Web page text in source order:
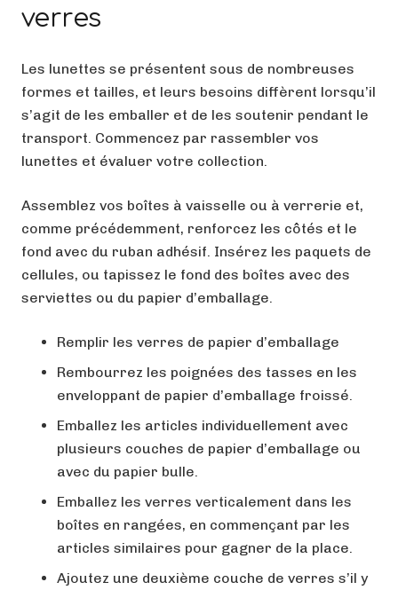
verres
Les lunettes se présentent sous de nombreuses
formes et tailles, et leurs besoins diffèrent lorsqu’il
s’agit de les emballer et de les soutenir pendant le
transport. Commencez par rassembler vos
lunettes et évaluer votre collection.
Assemblez vos boîtes à vaisselle ou à verrerie et,
comme précédemment, renforcez les côtés et le
fond avec du ruban adhésif. Insérez les paquets de
cellules, ou tapissez le fond des boîtes avec des
serviettes ou du papier d’emballage.
Remplir les verres de papier d’emballage
Rembourrez les poignées des tasses en les
enveloppant de papier d’emballage froissé.
Emballez les articles individuellement avec
plusieurs couches de papier d’emballage ou
avec du papier bulle.
Emballez les verres verticalement dans les
boîtes en rangées, en commençant par les
articles similaires pour gagner de la place.
Ajoutez une deuxième couche de verres s’il y